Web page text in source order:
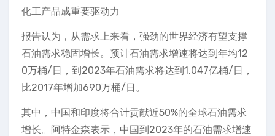
化工产品成重要驱动力
报告认为，从需求上来看，强劲的世界经济有望支撑
石油需求稳固增长。预计石油需求增速将达到年均12
0万桶/日，到2023年石油需求将达到1.047亿桶/日，
比2017年增加690万桶/日。
其中，中国和印度将合计贡献近50%的全球石油需求
增长。阿特金森表示，中国到2023年的石油需求增速